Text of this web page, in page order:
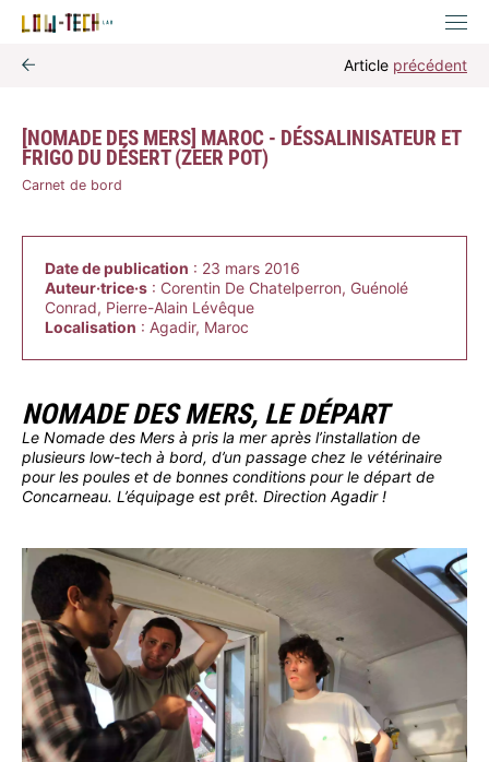
Article précédent
[NOMADE DES MERS] MAROC - DÉSSALINISATEUR ET
FRIGO DU DÉSERT (ZEER POT)
Carnet de bord
Date de publication : 23 mars 2016
Auteur·trice·s : Corentin De Chatelperron, Guénolé
Conrad, Pierre-Alain Lévêque
Localisation : Agadir, Maroc
NOMADE DES MERS, LE DÉPART
Le Nomade des Mers à pris la mer après l’installation de
plusieurs low-tech à bord, d’un passage chez le vétérinaire
pour les poules et de bonnes conditions pour le départ de
Concarneau. L’équipage est prêt. Direction Agadir !